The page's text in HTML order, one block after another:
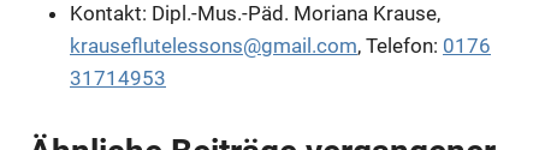
Kontakt: Dipl.-Mus.-Päd. Moriana Krause,
krauseflutelessons@gmail.com, Telefon: 0176
31714953